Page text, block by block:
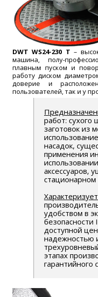
DWT WS24-230 T –
машина, полу-
плавным пуском и
работу диском
доверие и
пользователей, так и у
работ: сухого
заготовок из
насадок,
применения
аксессуаров,
удобством в
безопасности
доступной
надежностью
этапах
гарантийного